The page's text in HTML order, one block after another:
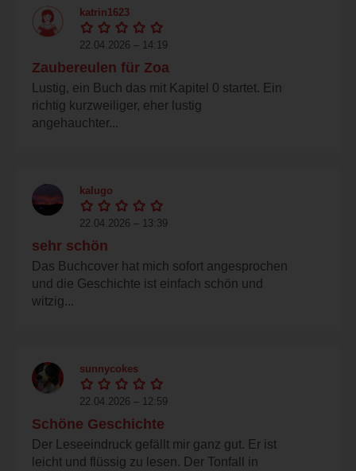
katrin1623
22.04.2026 – 14:19
Zaubereulen für Zoa
Lustig, ein Buch das mit Kapitel 0 startet. Ein
richtig kurzweiliger, eher lustig
angehauchter...
kalugo
22.04.2026 – 13:39
sehr schön
Das Buchcover hat mich sofort angesprochen
und die Geschichte ist einfach schön und
witzig...
sunnycokes
22.04.2026 – 12:59
Schöne Geschichte
Der Leseeindruck gefällt mir ganz gut. Er ist
leicht und flüssig zu lesen. Der Tonfall in